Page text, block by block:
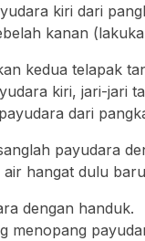
kiri dari
kanan
kedua telapak
kiri, jari-jari
dari
payudara
hangat dulu
dengan handuk.
menopang